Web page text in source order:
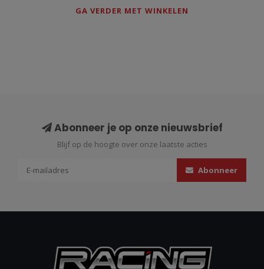
GA VERDER MET WINKELEN
Abonneer je op onze nieuwsbrief
Blijf op de hoogte over onze laatste acties
Abonneer